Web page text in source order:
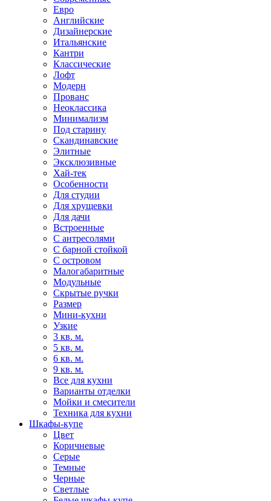
Евро
Английские
Дизайнерские
Итальянские
Кантри
Классические
Лофт
Модерн
Прованс
Неоклассика
Минимализм
Под старину
Скандинавские
Элитные
Эксклюзивные
Хай-тек
Особенности
Для студии
Для хрущевки
Для дачи
Встроенные
С антресолями
С барной стойкой
С островом
Малогабаритные
Модульные
Скрытые ручки
Размер
Мини-кухни
Узкие
3 кв. м.
5 кв. м.
6 кв. м.
9 кв. м.
Все для кухни
Варианты отделки
Мойки и смесители
Техника для кухни
Шкафы-купе
Цвет
Коричневые
Серые
Темные
Черные
Светлые